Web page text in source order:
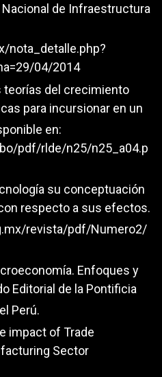
Nacional de Infraestructura
nota_detalle.php?
04/2014
teorías del crecimiento
para incursionar en un
en:
pdf/rlde/n25/n25_a04.p
su conceptuación
respecto a sus efectos.
revista/pdf/Numero2/
Enfoques y
Editorial de la Pontificia
Perú.
impact of Trade
Sector